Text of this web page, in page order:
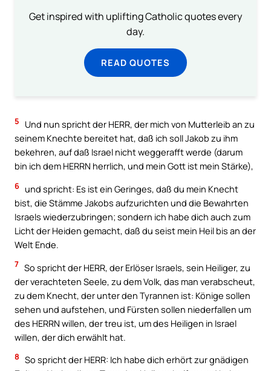
Get inspired with uplifting Catholic quotes every
day.
READ QUOTES
5
Und nun spricht der HERR, der mich von Mutterleib an zu
seinem Knechte bereitet hat, daß ich soll Jakob zu ihm
bekehren, auf daß Israel nicht weggerafft werde (darum
bin ich dem HERRN herrlich, und mein Gott ist mein Stärke),
6 und spricht: Es ist ein Geringes, daß du mein Knecht
bist, die Stämme Jakobs aufzurichten und die Bewahrten
Israels wiederzubringen; sondern ich habe dich auch zum
Licht der Heiden gemacht, daß du seist mein Heil bis an der
Welt Ende.
7 So spricht der HERR, der Erlöser Israels, sein Heiliger, zu
der verachteten Seele, zu dem Volk, das man verabscheut,
zu dem Knecht, der unter den Tyrannen ist: Könige sollen
sehen und aufstehen, und Fürsten sollen niederfallen um
des HERRN willen, der treu ist, um des Heiligen in Israel
willen, der dich erwählt hat.
8 So spricht der HERR: Ich habe dich erhört zur gnädigen